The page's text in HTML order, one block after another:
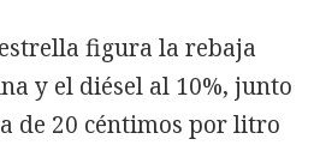
figura la rebaja
y el diésel al 10%, junto
de 20 céntimos por litro